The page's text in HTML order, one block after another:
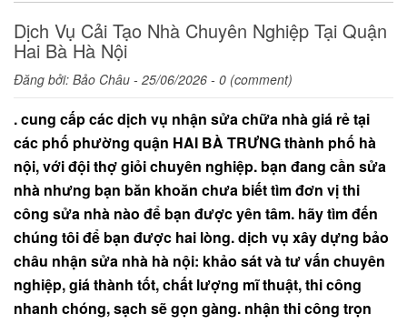
Dịch Vụ Cải Tạo Nhà Chuyên Nghiệp Tại Quận
Hai Bà Hà Nội
Đăng bởi: Bảo Châu - 25/06/2026 - 0 (comment)
. cung cấp các dịch vụ nhận sửa chữa nhà giá rẻ tại
các phố phường quận HAI BÀ TRƯNG thành phố hà
nội, với đội thợ giỏi chuyên nghiệp. bạn đang cần sửa
nhà nhưng bạn băn khoăn chưa biết tìm đơn vị thi
công sửa nhà nào để bạn được yên tâm. hãy tìm đến
chúng tôi để bạn được hai lòng. dịch vụ xây dựng bảo
châu nhận sửa nhà hà nội: khảo sát và tư vấn chuyên
nghiệp, giá thành tốt, chất lượng mĩ thuật, thi công
nhanh chóng, sạch sẽ gọn gàng. nhận thi công trọn